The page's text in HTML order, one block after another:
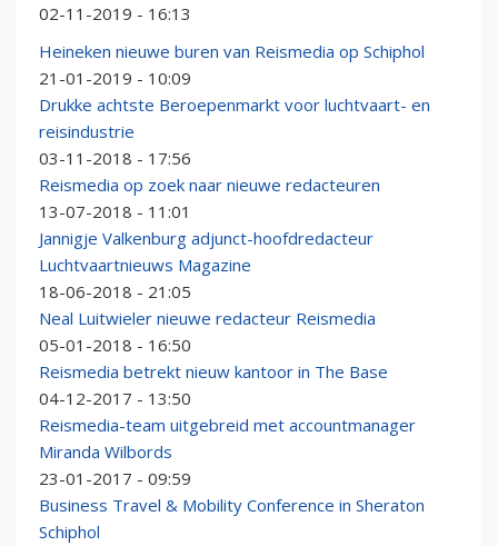
02-11-2019 - 16:13
Heineken nieuwe buren van Reismedia op Schiphol
21-01-2019 - 10:09
Drukke achtste Beroepenmarkt voor luchtvaart- en
reisindustrie
03-11-2018 - 17:56
Reismedia op zoek naar nieuwe redacteuren
13-07-2018 - 11:01
Jannigje Valkenburg adjunct-hoofdredacteur
Luchtvaartnieuws Magazine
18-06-2018 - 21:05
Neal Luitwieler nieuwe redacteur Reismedia
05-01-2018 - 16:50
Reismedia betrekt nieuw kantoor in The Base
04-12-2017 - 13:50
Reismedia-team uitgebreid met accountmanager
Miranda Wilbords
23-01-2017 - 09:59
Business Travel & Mobility Conference in Sheraton
Schiphol